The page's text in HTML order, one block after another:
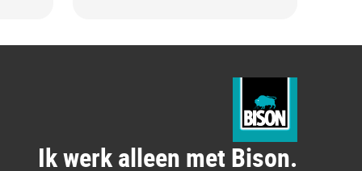
Ik werk alleen met Bison.